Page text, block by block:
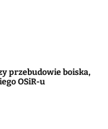
przebudowie boiska,
OSiR-u